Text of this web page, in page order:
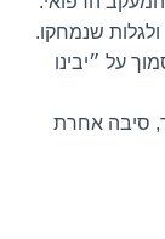
שנמחקו.
על ״יבינו
סיבה אחרת